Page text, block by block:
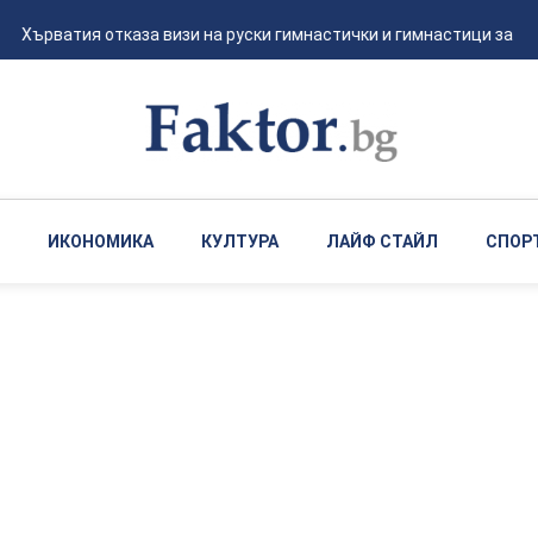
Хърватия отказа визи на руски гимнастички и гимнастици за
ИКОНОМИКА КУЛТУРА ЛАЙФ СТАЙЛ